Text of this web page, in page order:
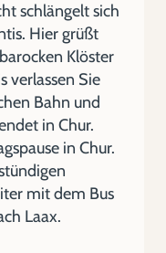
schlängelt sich
Hier grüßt
Klöster
verlassen Sie
Bahn und
in Chur.
in Chur.
mit dem Bus
Laax.